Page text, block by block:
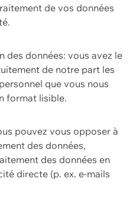
de vos données
des données: vous avez le
de notre part les
que vous nous
format lisible.
pouvez vous opposer à
des données,
des données en
directe (p. ex. e-mails